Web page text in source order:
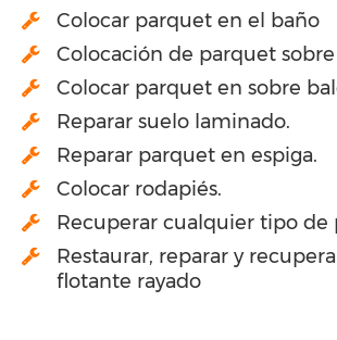
Colocar parquet en el baño
Colocación de parquet
Colocar parquet en sobre
Reparar suelo laminado.
Reparar parquet en espiga.
Colocar rodapiés.
Recuperar cualquier tipo de
Restaurar, reparar y
flotante rayado